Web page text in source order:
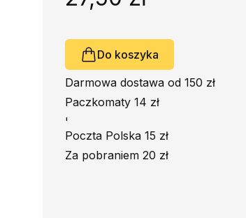
Do koszyka
Darmowa dostawa od 150 zł
Paczkomaty 14 zł
'
Poczta Polska 15 zł
Za pobraniem 20 zł